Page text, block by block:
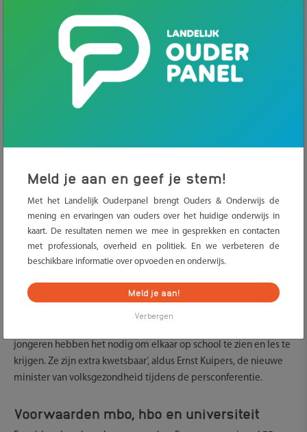
Universiteiten, hogescholen en mbo-scholen gaan weer open
voor fysieke lessen. Na een periode van afstandsonderwijs
kunnen studenten en leerlingen er dus weer terecht voor het
versoepeling in het coronabeleid bekend.
Het gehele onderwijs is dus weer open. ‘We nemen daarmee
jongeren hebben het nodig om elkaar op school te zien en les te
krijgen. Ze zijn extra kwetsbaar’, aldus Ernst Kuipers, de nieuwe
minister van volksgezondheid tijdens de persconferentie.
Voorwaarden mbo, hbo en universiteit
Meld je aan en geef je stem!
Met het Landelijk Ouderpanel brengt Ouders & Onderwijs de
mening en ervaringen van ouders over het huidige onderwijs in
kaart. De resultaten nemen we mee in gesprekken en contacten
met professionals, overheid en politiek. En we verbeteren de
beschikbare informatie over opvoeden en onderwijs.
Meld je aan!
Verbergen